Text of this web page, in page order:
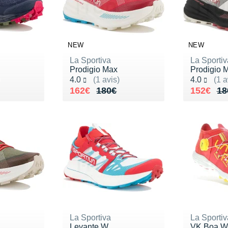
NEW
La Sportiva
Prodigio Max
4.0
(1 avis)
Noté 4.0 sur 5
180€
Au lieu de 180€
162€
Vendu 162€
NEW
La
Prodigio
4.0
(1
Noté 4.0
Au lieu
152€
Vendu
La Sportiva
La